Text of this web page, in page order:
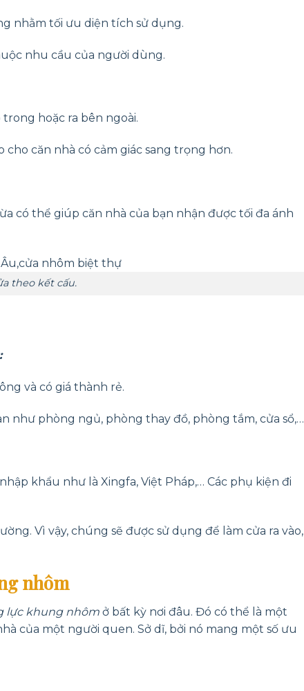
nhằm tối ưu diện tích sử dụng.
nhu cầu của người dùng.
hoặc ra bên ngoài.
căn nhà có cảm giác sang trọng hơn.
có thể giúp căn nhà của bạn nhận được tối đa ánh
theo kết cấu.
và có giá thành rẻ.
như phòng ngủ, phòng thay đồ, phòng tắm, cửa sổ,…
khẩu như là Xingfa, Việt Pháp,… Các phụ kiện đi
Vì vậy, chúng sẽ được sử dụng để làm cửa ra vào,
nhôm
lực khung nhôm ở bất kỳ nơi đâu. Đó có thể là một
của một người quen. Sở dĩ, bởi nó mang một số ưu